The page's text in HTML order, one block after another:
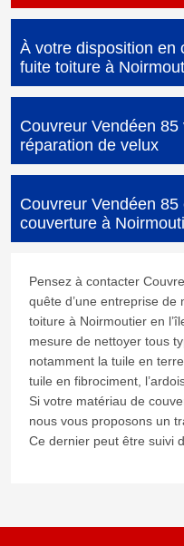
À votre disposition en
fuite toiture à
Couvreur Vendéen
réparation de velux
Couvreur Vendéen
couverture à
Pensez à contacter
quête d’une entreprise
toiture à Noirmoutier en
mesure de nettoyer tous
notamment la tuile en
tuile en fibrociment,
Si votre matériau de
nous vous proposons un
Ce dernier peut être suivi